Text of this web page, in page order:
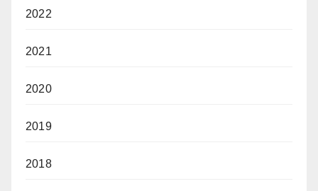
2022
2021
2020
2019
2018